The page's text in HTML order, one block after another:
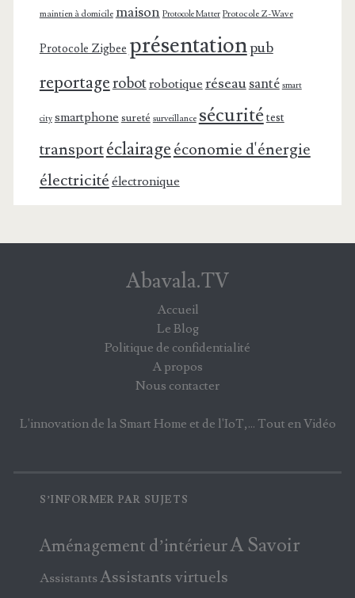
maintien à domicile maison Protocole Matter Protocole Z-Wave
Protocole Zigbee présentationpub
reportagerobotrobotique réseausanté smart
city smartphone sureté surveillance sécuritétest
transportéclairageéconomie d'énergie
électricité électronique
Abavala.TV
Accueil
Le Blog
Politique de confidentialité
A propos
Nous contacter
L'innovation de la Smart Home et de l'IoT,... Tout en Vidéo
S’INFORMER PAR SUJETS
Aménagement d’intérieurA Savoir
AssistantsAssistants virtuels